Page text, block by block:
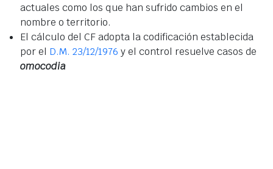
actuales como los que han sufrido cambios en el
nombre o territorio.
El cálculo del CF adopta la codificación establecida
por el D.M. 23/12/1976 y el control resuelve casos de
omocodia